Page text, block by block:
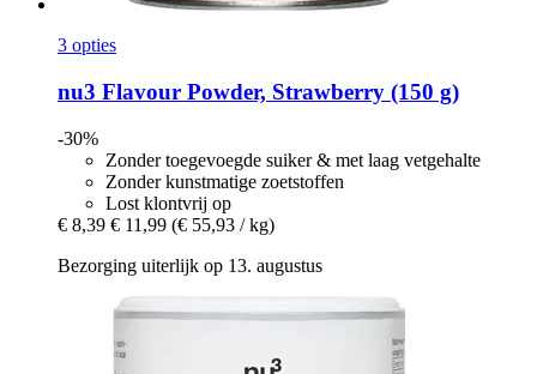
3 opties
nu3 Flavour Powder, Strawberry (150 g)
-30%
Zonder toegevoegde suiker & met laag vetgehalte
Zonder kunstmatige zoetstoffen
Lost klontvrij op
€ 8,39 € 11,99 (€ 55,93 / kg)
Bezorging uiterlijk op 13. augustus